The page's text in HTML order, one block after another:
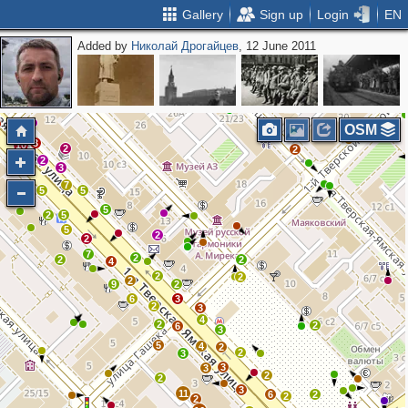
Gallery Sign up Login EN
Added by Николай Дрогайцев, 12 June 2011
2
3
2
10 3
2
6
2
2
2
5
9
6
2
2
5
2 6
3
2
4
3
2
4 2
5
2
7
2
2
5
5
5
7
2
2
2
2
2
2
6 2 2
3
2
2
3
3
4
3
3
2
2
11
2
OSM